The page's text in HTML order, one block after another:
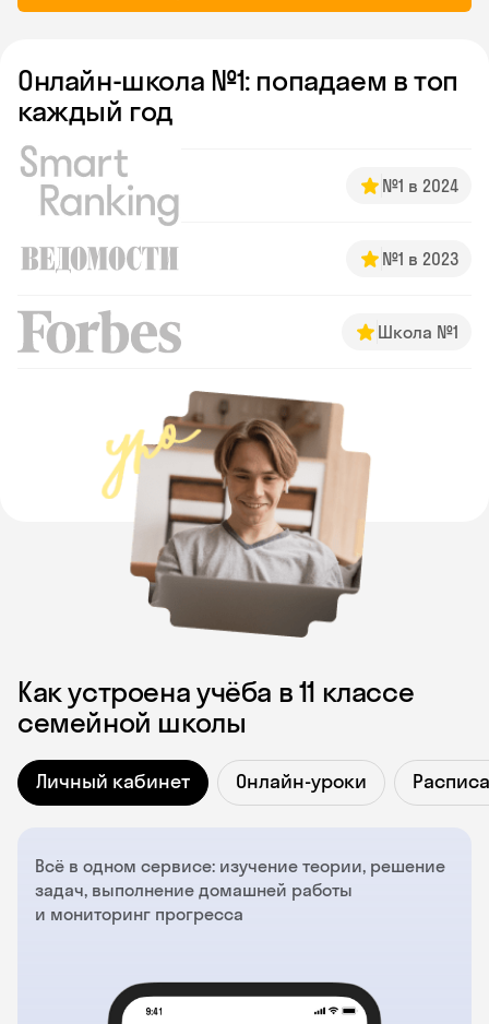
Онлайн-школа №1: попадаем в топ
каждый год
№1 в 2024
№1 в 2023
Школа №1
Как устроена учёба в 11 классе
семейной школы
Личный кабинет Онлайн-уроки
Всё в одном сервисе: изучение теории, решение
задач, выполнение домашней работы
и мониторинг прогресса